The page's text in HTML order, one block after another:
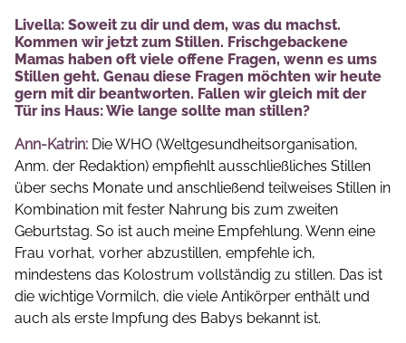
Livella: Soweit zu dir und dem, was du machst.
Kommen wir jetzt zum Stillen. Frischgebackene
Mamas haben oft viele offene Fragen, wenn es ums
Stillen geht. Genau diese Fragen möchten wir heute
gern mit dir beantworten. Fallen wir gleich mit der
Tür ins Haus: Wie lange sollte man stillen?
Ann-Katrin: Die WHO (Weltgesundheitsorganisation,
Anm. der Redaktion) empfiehlt ausschließliches Stillen
über sechs Monate und anschließend teilweises Stillen in
Kombination mit fester Nahrung bis zum zweiten
Geburtstag. So ist auch meine Empfehlung. Wenn eine
Frau vorhat, vorher abzustillen, empfehle ich,
mindestens das Kolostrum vollständig zu stillen. Das ist
die wichtige Vormilch, die viele Antikörper enthält und
auch als erste Impfung des Babys bekannt ist.